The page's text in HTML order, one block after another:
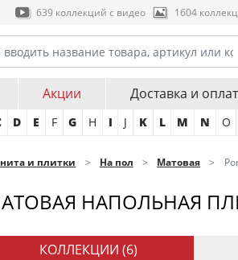
639 коллекций с видео 1604
Акции Доставка и
D E F G H I J K L M N O
и плитки На пол Матовая
НАПОЛЬНАЯ
КОЛЛЕКЦИИ (6)